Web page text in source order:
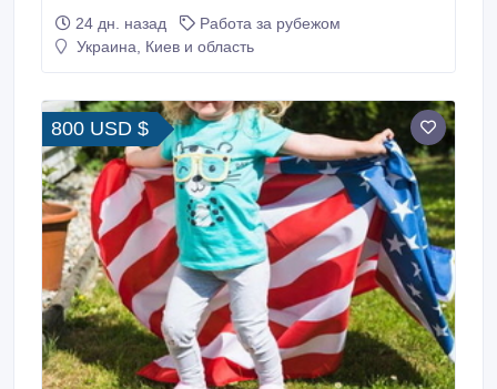
догляду за дітьми 2. Середня англійська 3.
Відсутність власних дітей Обов'язки • Робота з
24 дн. назад
Работа за рубежом
Украина, Киев и область
800 USD $